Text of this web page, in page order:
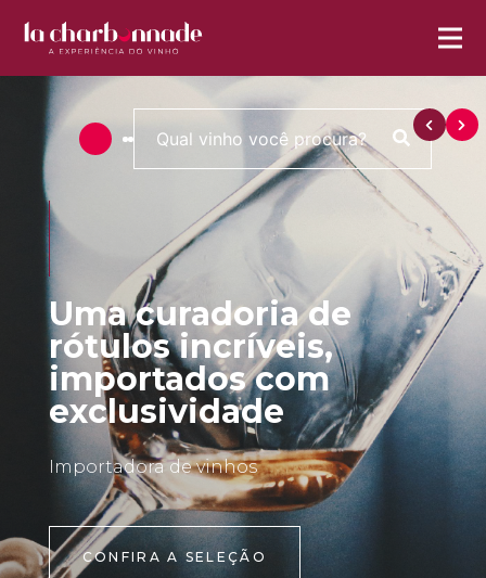
Uma curadoria de
rótulos incríveis,
importados com
exclusividade
Importadora de vinhos
CONFIRA A SELEÇÃO